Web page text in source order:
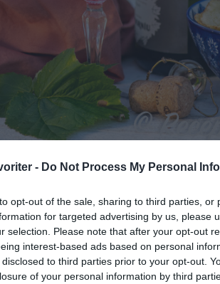
- Do Not Process My Personal
opt-out of the sale, sharing to third parties, or
for targeted advertising by us, please
selection. Please note that after your opt-out
interest-based ads based on personal
to third parties prior to your opt-out.
of your personal information by third